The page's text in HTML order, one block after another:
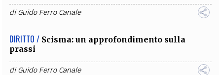
diGuido Ferro Canale
DIRITTO / Scisma: un approfondimento sulla
prassi
diGuido Ferro Canale